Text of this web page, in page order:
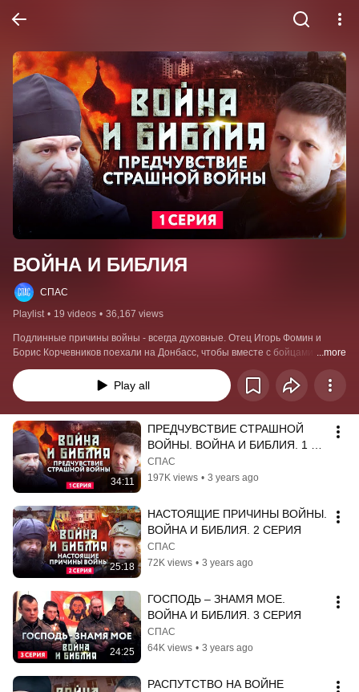
ВОЙНА И БИБЛИЯ
СПАС
Playlist • 19 videos • 36,167 views
Подлинные причины войны - всегда духовные. Отец Игорь Фомин и
Борис Корчевников поехали на Донбасс, чтобы вместе с бойцами
православных батальонов прочитать книгу святого Николая Сербского
«Война и Библия» и найти ответы на вопросы о причинах войны и
библейских условиях Победы в ней
...more
Play all
34:11
ПРЕДЧУВСТВИЕ СТРАШНОЙ
ВОЙНЫ. ВОЙНА И БИБЛИЯ. 1
СЕРИЯ. ПРЕМЬЕРА
СПАС
197K views • 3 years ago
25:18
НАСТОЯЩИЕ ПРИЧИНЫ ВОЙНЫ.
ВОЙНА И БИБЛИЯ. 2 СЕРИЯ
СПАС
72K views • 3 years ago
24:25
ГОСПОДЬ – ЗНАМЯ МОЕ.
ВОЙНА И БИБЛИЯ. 3 СЕРИЯ
СПАС
64K views • 3 years ago
РАСПУТСТВО НА ВОЙНЕ